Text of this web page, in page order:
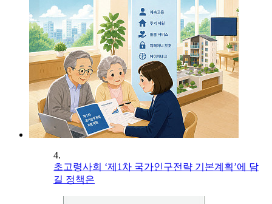
4.
초고령사회 ‘제1차 국가인구전략 기본계획’에 담
길 정책은